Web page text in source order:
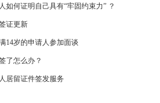
如何证明自己具有“牢固约束力” ？
证更新
14岁的申请人参加面谈
了怎么办？
居留证件签发服务